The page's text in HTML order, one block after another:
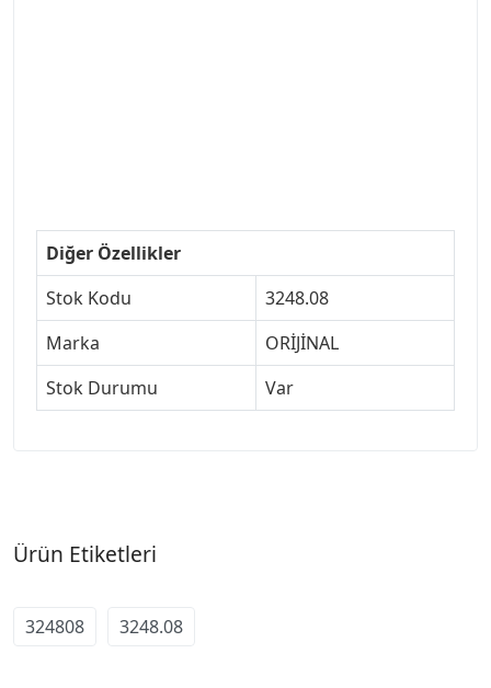
Diğer Özellikler
Stok Kodu
3248.08
Marka
ORİJİNAL
Stok Durumu
Var
Ürün Etiketleri
324808 3248.08